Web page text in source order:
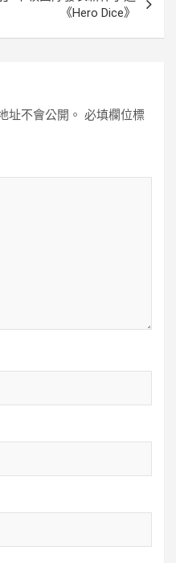
《Hero Dice》
址不會公開。 必填欄位標